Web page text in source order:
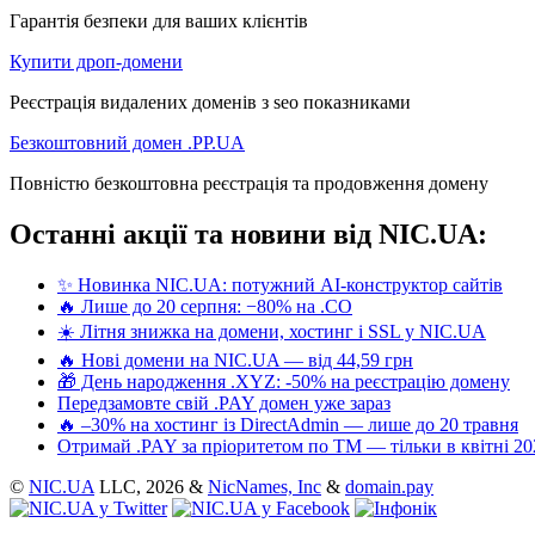
Гарантія безпеки для ваших клієнтів
Купити дроп-домени
Реєстрація видалених доменів з seo показниками
Безкоштовний домен .PP.UA
Повністю безкоштовна реєстрація та продовження домену
Останні акції та новини від NIC.UA:
✨ Новинка NIC.UA: потужний AI-конструктор сайтів
🔥 Лише до 20 серпня: −80% на .CO
☀️ Літня знижка на домени, хостинг і SSL у NIC.UA
🔥 Нові домени на NIC.UA — від 44,59 грн
🎁 День народження .XYZ: -50% на реєстрацію домену
Передзамовте свій .PAY домен уже зараз
🔥 –30% на хостинг із DirectAdmin — лише до 20 травня
Отримай .PAY за пріоритетом по ТМ — тільки в квітні
© NIC.UA LLC, 2026 & NicNames, Inc & domain.pay